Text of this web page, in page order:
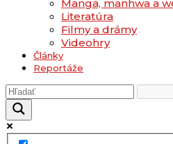
Manga, manhwa a
Literatúra
Filmy a drámy
Videohry
Články
Reportáže